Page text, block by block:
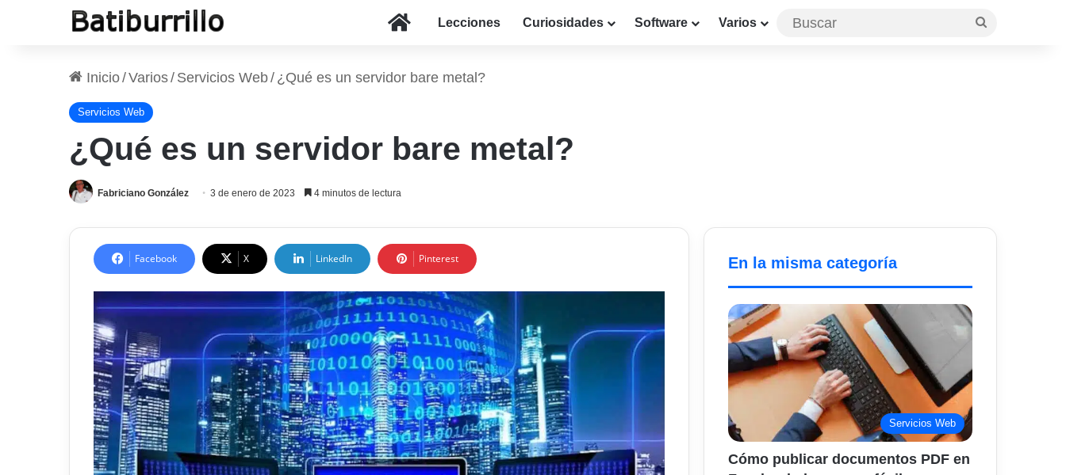
InicioLecciones Curiosidades Software Varios
Inicio/Varios/ Servicios Web/ ¿Qué es un servidor bare metal?
Servicios Web
¿Qué es un servidor bare metal?
Fabriciano González 3 de enero de 2023 4 minutos de lectura
Facebook X LinkedIn Pinterest En la misma categoría
Servicios Web
Cómo publicar documentos PDF en